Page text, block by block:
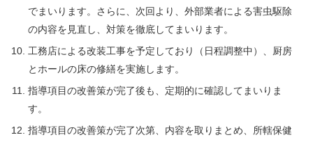
でまいります。さらに、次回より、外部業者による害虫駆除
の内容を見直し、対策を徹底してまいります。
工務店による改装工事を予定しており（日程調整中）、厨房
とホールの床の修繕を実施します。
指導項目の改善策が完了後も、定期的に確認してまいりま
す。
指導項目の改善策が完了次第、内容を取りまとめ、所轄保健